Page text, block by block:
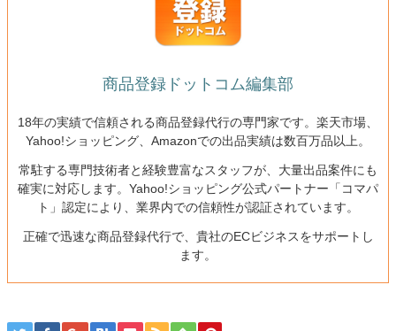
商品登録ドットコム編集部
18年の実績で信頼される商品登録代行の専門家です。楽天市場、
Yahoo!ショッピング、Amazonでの出品実績は数百万品以上。
常駐する専門技術者と経験豊富なスタッフが、大量出品案件にも
確実に対応します。Yahoo!ショッピング公式パートナー「コマパ
ト」認定により、業界内での信頼性が認証されています。
正確で迅速な商品登録代行で、貴社のECビジネスをサポートし
ます。